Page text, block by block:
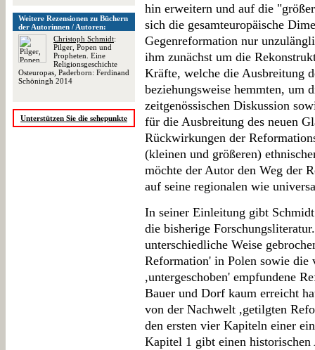
Weitere Rezensionen zu Büchern
der Autorinnen / Autoren:
Christoph Schmidt:
Pilger, Popen und
Propheten. Eine
Religionsgeschichte
Osteuropas, Paderborn: Ferdinand
Schöningh 2014
Unterstützen Sie die sehepunkte
hin erweitern und auf die
sich die gesamteuropäische
Gegenreformation nur
ihm zunächst um die
Kräfte, welche die Ausbreitung
beziehungsweise hemmten, um
zeitgenössischen Diskussion
für die Ausbreitung des neuen
Rückwirkungen der
(kleinen und größeren)
möchte der Autor den Weg der
auf seine regionalen wie
In seiner Einleitung gibt
die bisherige
unterschiedliche Weise
Reformation' in Polen sowie die
,untergeschoben' empfundene
Bauer und Dorf kaum erreicht
von der Nachwelt ,getilgten
den ersten vier Kapiteln einer
Kapitel 1 gibt einen historischen